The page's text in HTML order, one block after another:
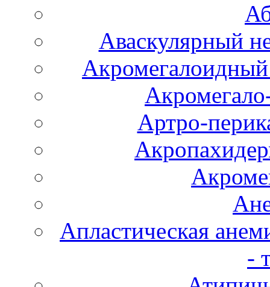
Аваскулярный
Акромегалоидный
Артро-
Апластическая
-